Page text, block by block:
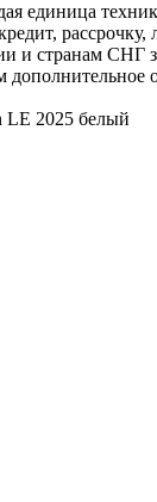
единица
рассрочку,
и странам СНГ
LE 2025 белый